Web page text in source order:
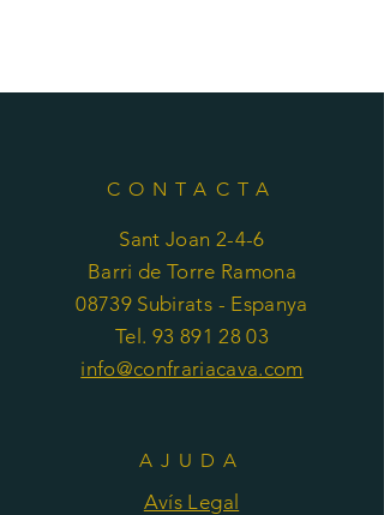
CONTACTA
Sant Joan 2-4-6
Barri de Torre Ramona
08739 Subirats - Espanya
Tel. 93 891 28 03
info@confrariacava.com
AJUDA
Avís Legal